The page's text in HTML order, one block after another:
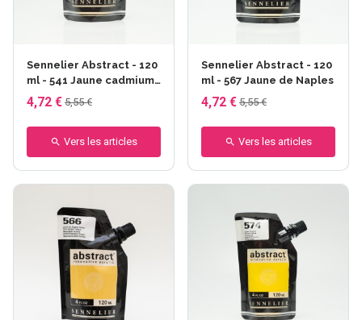
Sennelier Abstract - 120
ml - 541 Jaune cadmium
moyen
4,72 € 5,55 €
Vers les articles
Sennelier Abstract - 120
ml - 567 Jaune de Naples
4,72 € 5,55 €
Vers les articles